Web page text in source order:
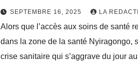
santé de Nyiragingo avec des
médicaments
SEPTEMBRE 16, 2025 LA
Alors que l’accès aux soins de santé
dans la zone de la santé Nyiragongo,
crise sanitaire qui s’aggrave du jour